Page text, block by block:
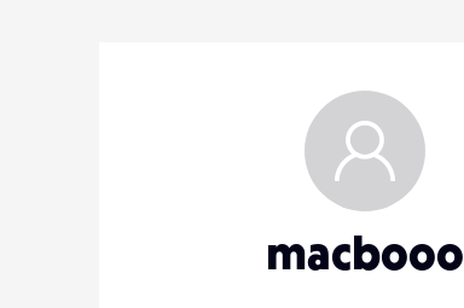
macbooo